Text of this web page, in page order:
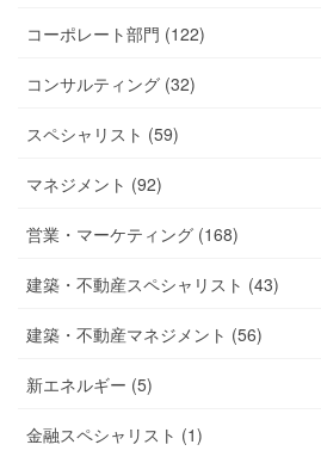
コーポレート部門 (122)
コンサルティング (32)
スペシャリスト (59)
マネジメント (92)
営業・マーケティング (168)
建築・不動産スペシャリスト (43)
建築・不動産マネジメント (56)
新エネルギー (5)
金融スペシャリスト (1)